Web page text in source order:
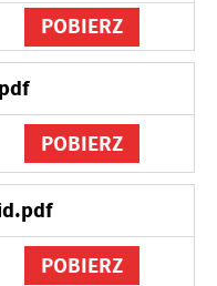
POBIERZ
POBIERZ
POBIERZ